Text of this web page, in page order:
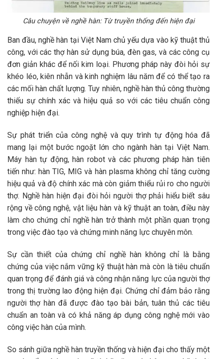
Câu chuyện về nghề hàn: Từ truyền thống đến hiện đại
Ban đầu, nghề hàn tại Việt Nam chủ yếu dựa vào kỹ thuật thủ
công, với các thợ hàn sử dụng búa, đèn gas, và các công cụ
đơn giản khác để nối kim loại. Phương pháp này đòi hỏi sự
khéo léo, kiên nhẫn và kinh nghiệm lâu năm để có thể tạo ra
các mối hàn chất lượng. Tuy nhiên, nghề hàn thủ công thường
thiếu sự chính xác và hiệu quả so với các tiêu chuẩn công
nghiệp hiện đại.
Sự phát triển của công nghệ và quy trình tự động hóa đã
mang lại một bước ngoặt lớn cho ngành hàn tại Việt Nam.
Máy hàn tự động, hàn robot và các phương pháp hàn tiên
tiến như: hàn TIG, MIG và hàn plasma không chỉ tăng cường
hiệu quả và độ chính xác mà còn giảm thiểu rủi ro cho người
thợ. Nghề hàn hiện đại đòi hỏi người thợ phải hiểu biết sâu
rộng về công nghệ, vật liệu hàn và kỹ thuật an toàn, điều này
làm cho chứng chỉ nghề hàn trở thành một phần quan trọng
trong việc đào tạo và chứng minh năng lực chuyên môn.
Sự cần thiết của chứng chỉ nghề hàn không chỉ là bằng
chứng của việc nắm vững kỹ thuật hàn mà còn là tiêu chuẩn
quan trọng để đánh giá và công nhận năng lực của người thợ
trong thị trường lao động hiện đại. Chứng chỉ đảm bảo rằng
người thợ hàn đã được đào tạo bài bản, tuân thủ các tiêu
chuẩn an toàn và có khả năng áp dụng công nghệ mới vào
công việc hàn của mình.
So sánh giữa nghề hàn truyền thống và hiện đại cho thấy một